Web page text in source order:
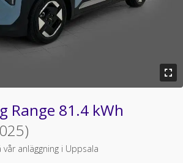
Range 81.4 kWh
anläggning i Uppsala